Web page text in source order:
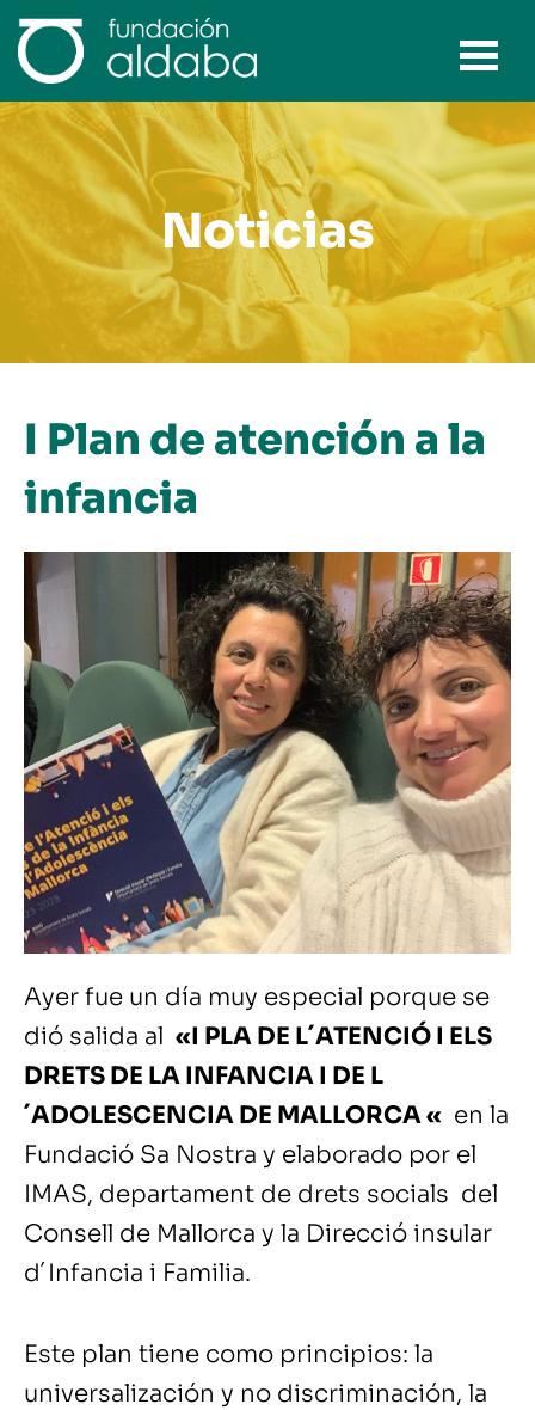
contenido
Noticias
I Plan de atención a la
infancia
Ayer fue un día muy especial porque se
dió salida al «I PLA DE L´ATENCIÓ I ELS
DRETS DE LA INFANCIA I DE L
´ADOLESCENCIA DE MALLORCA « en la
Fundació Sa Nostra y elaborado por el
IMAS, departament de drets socials del
Consell de Mallorca y la Direcció insular
d´Infancia i Familia.
Este plan tiene como principios: la
universalización y no discriminación, la